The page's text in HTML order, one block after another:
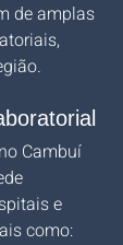
de amplas
Cambuí
e
como: